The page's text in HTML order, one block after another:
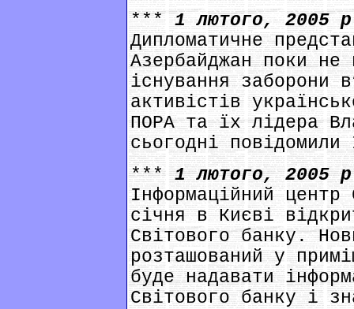
***1 лютого, 2005
Дипломатичне
Азербайджан поки не
існування заборони
активістів
ПОРА та їх лідера
сьогодні
***1 лютого, 2005
Інформаційний
січня в Києві
Світового банку.
розташований у
буде надавати
Світового банку і